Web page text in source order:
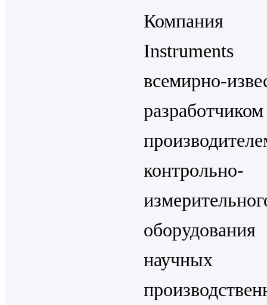
Компания
Instruments
всемирно-
контрольно-